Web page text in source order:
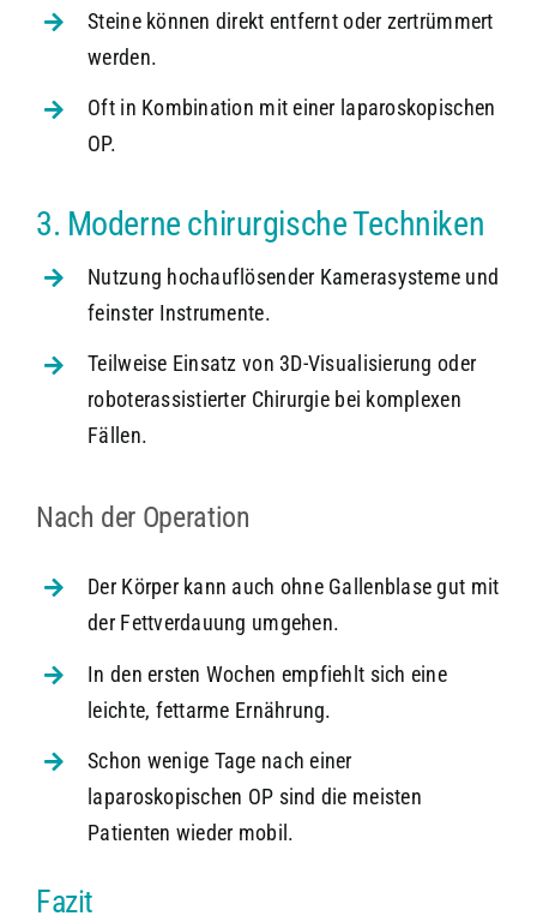
Steine können direkt entfernt oder zertrümmert
werden.
Oft in Kombination mit einer laparoskopischen
OP.
3. Moderne chirurgische Techniken
Nutzung hochauflösender Kamerasysteme und
feinster Instrumente.
Teilweise Einsatz von 3D-Visualisierung oder
roboterassistierter Chirurgie bei komplexen
Fällen.
Nach der Operation
Der Körper kann auch ohne Gallenblase gut mit
der Fettverdauung umgehen.
In den ersten Wochen empfiehlt sich eine
leichte, fettarme Ernährung.
Schon wenige Tage nach einer
laparoskopischen OP sind die meisten
Patienten wieder mobil.
Fazit